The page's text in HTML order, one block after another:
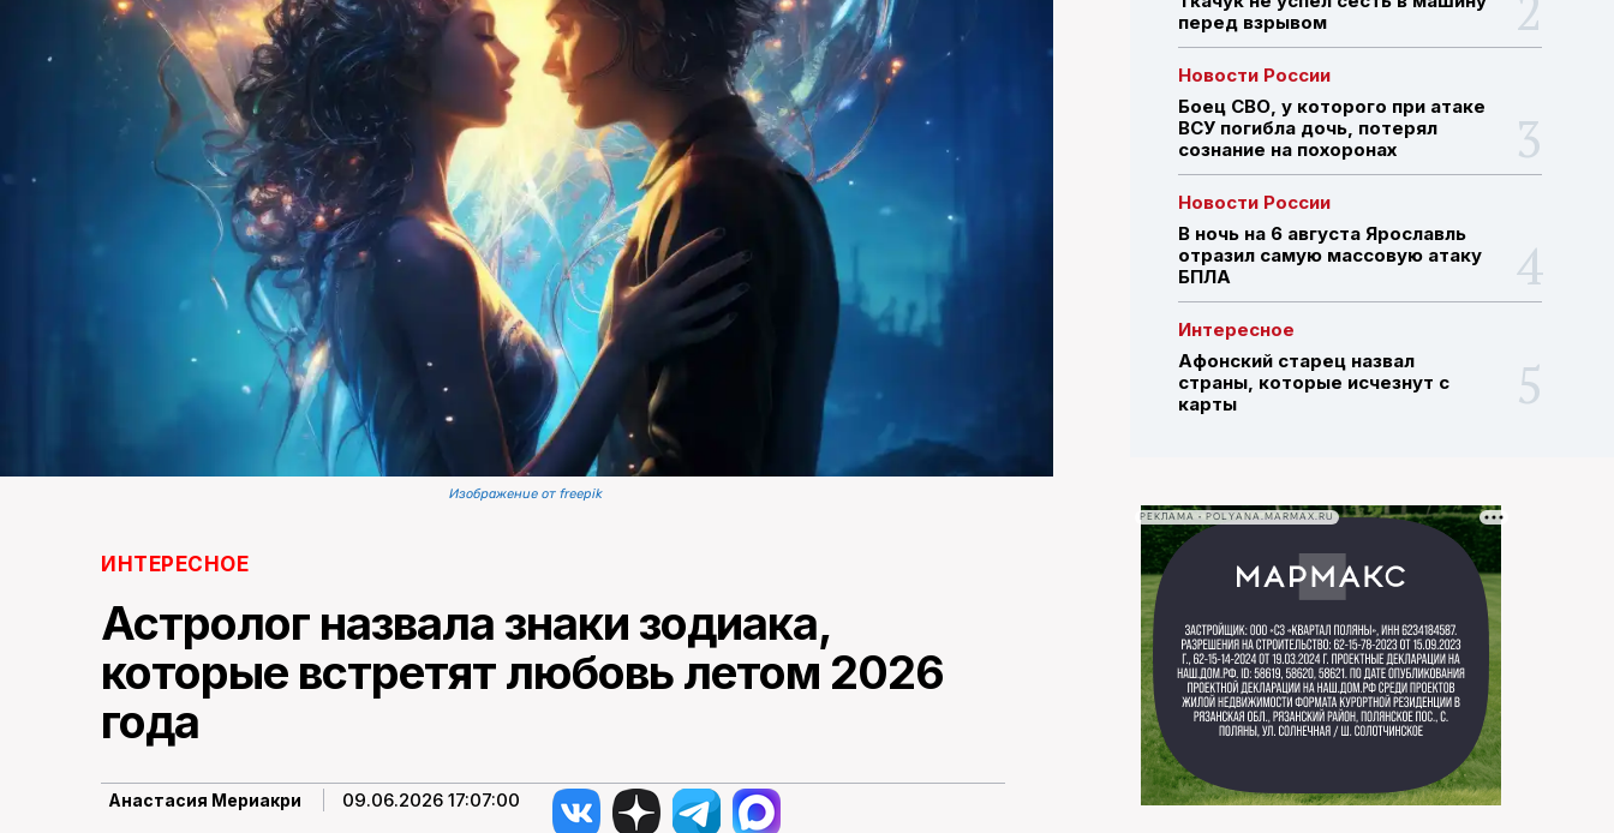
ПОИСК ПО САЙТУ
Изображение от freepik
ИНТЕРЕСНОЕ
Астролог назвала знаки зодиака,
которые встретят любовь летом 2026
года
Анастасия Мериакри 09.06.2026 17:07:00
перед взрывом
Новости России
Боец СВО, у которого при атаке
ВСУ погибла дочь, потерял
сознание на похоронах
Новости России
В ночь на 6 августа Ярославль
отразил самую массовую атаку
БПЛА
Интересное
Афонский старец назвал
страны, которые исчезнут с
карты
РЕКЛАМА • POLYANA.MARMAX.RU